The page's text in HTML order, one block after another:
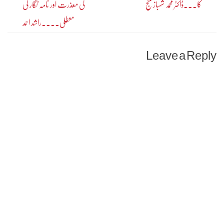
navigation
کا۔۔۔ڈاکٹر محمد شہباز منج کی معذرت اور نامہ نگار کی
معطلی۔۔۔۔راشد احمد
Leave a Reply